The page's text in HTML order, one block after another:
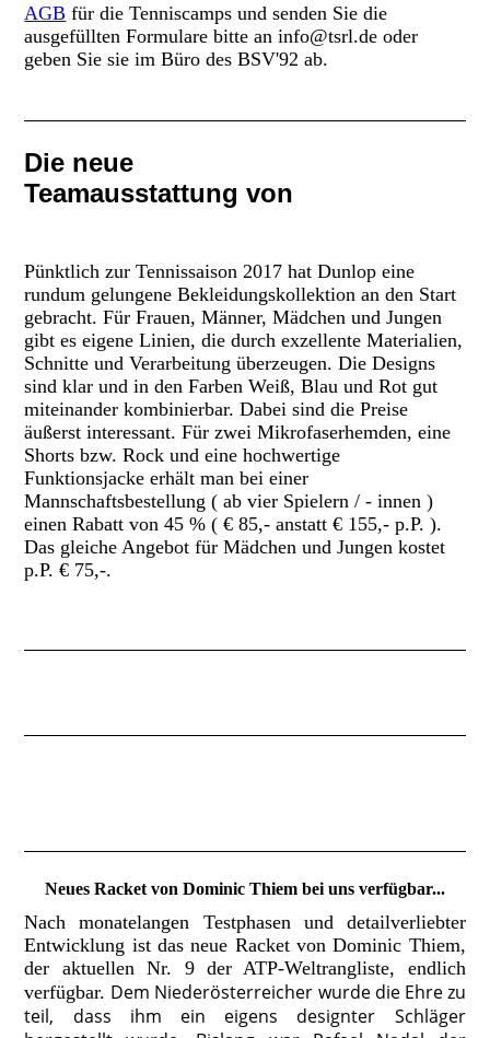
AGB für die Tenniscamps und senden Sie die
ausgefüllten Formulare bitte an info@tsrl.de oder
geben Sie sie im Büro des BSV'92 ab.
Die neue
Teamausstattung von
Pünktlich zur Tennissaison 2017 hat Dunlop eine
rundum gelungene Bekleidungskollektion an den Start
gebracht. Für Frauen, Männer, Mädchen und Jungen
gibt es eigene Linien, die durch exzellente Materialien,
Schnitte und Verarbeitung überzeugen. Die Designs
sind klar und in den Farben Weiß, Blau und Rot gut
miteinander kombinierbar. Dabei sind die Preise
äußerst interessant. Für zwei Mikrofaserhemden, eine
Shorts bzw. Rock und eine hochwertige
Funktionsjacke erhält man bei einer
Mannschaftsbestellung ( ab vier Spielern / - innen )
einen Rabatt von 45 % ( € 85,- anstatt € 155,- p.P. ).
Das gleiche Angebot für Mädchen und Jungen kostet
p.P. € 75,-.
Neues Racket von Dominic Thiem bei uns verfügbar...
Nach monatelangen Testphasen und detailverliebter
Entwicklung ist das neue Racket von Dominic Thiem,
der aktuellen Nr. 9 der ATP-Weltrangliste, endlich
verfügbar. Dem Niederösterreicher wurde die Ehre zu
teil, dass ihm ein eigens designter Schläger